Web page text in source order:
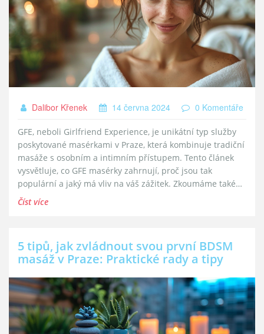
Dalibor Křenek 14 června 2024 0 Komentáře
GFE, neboli Girlfriend Experience, je unikátní typ služby
poskytované masérkami v Praze, která kombinuje tradiční
masáže s osobním a intimním přístupem. Tento článek
vysvětluje, co GFE masérky zahrnují, proč jsou tak
populární a jaký má vliv na váš zážitek. Zkoumáme také
nejdůležitější výhody a poskytujeme praktické tipy, jak si
Číst více
5 tipů, jak zvládnout svou první BDSM
masáž v Praze: Praktické rady a tipy